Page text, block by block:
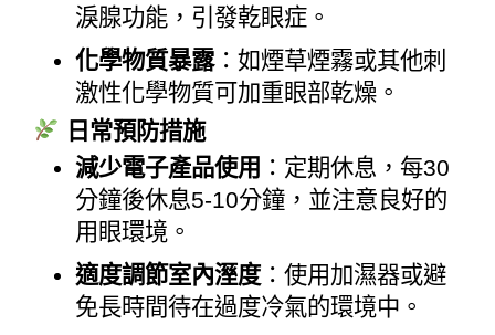
淚腺功能，引發乾眼症。
化學物質暴露：如煙草煙霧或其他刺
激性化學物質可加重眼部乾燥。
日常預防措施
減少電子產品使用 ：定期休息，每30
分鐘後休息5-10分鐘，並注意良好的
用眼環境。
適度調節室內溼度：使用加濕器或避
免長時間待在過度冷氣的環境中。